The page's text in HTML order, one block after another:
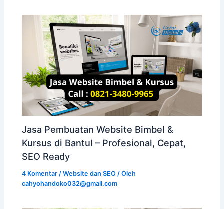
Jasa Pembuatan Website Bimbel &
Kursus di Bantul – Profesional, Cepat,
SEO Ready
4 Komentar /Website dan SEO / Oleh
cahyohandoko032@gmail.com